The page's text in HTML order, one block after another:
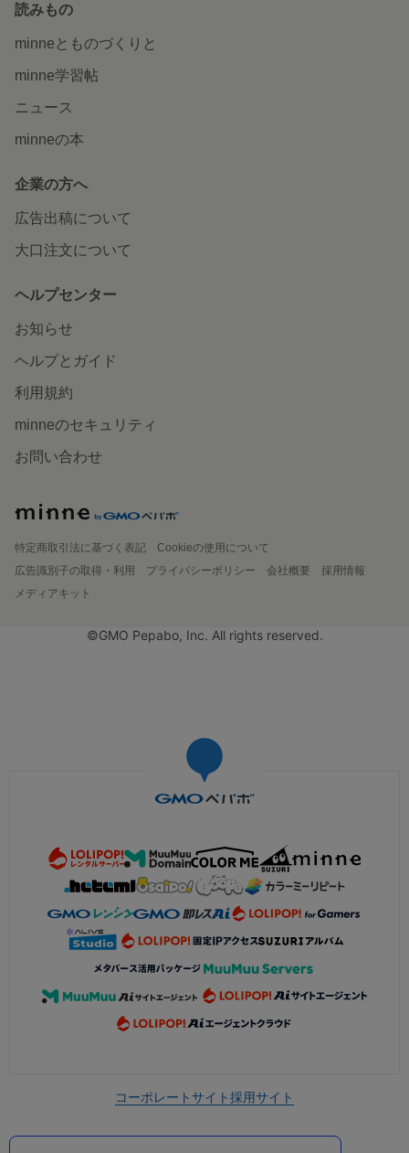
読みもの
minneとものづくりと
minne学習帖
ニュース
minneの本
企業の方へ
広告出稿について
大口注文について
ヘルプセンター
お知らせ
ヘルプとガイド
利用規約
minneのセキュリティ
お問い合わせ
特定商取引法に基づく表記
Cookieの使用について
広告識別子の取得・利用
プライバシーポリシー 会社概要
採用情報
メディアキット
©GMO Pepabo, Inc. All rights reserved.
コーポレートサイト採用サイト